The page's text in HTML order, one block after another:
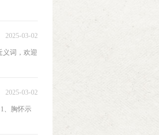
2025-03-02
义词，欢迎
2025-03-02
、胸怀示